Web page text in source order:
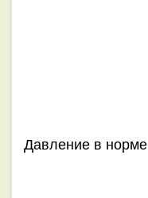
Давление в норме